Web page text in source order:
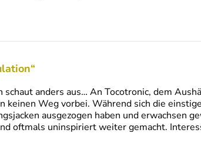
schaut anders aus… An Tocotronic, dem
keinen Weg vorbei. Während sich die
ausgezogen haben und erwachsen
oftmals uninspiriert weiter gemacht.